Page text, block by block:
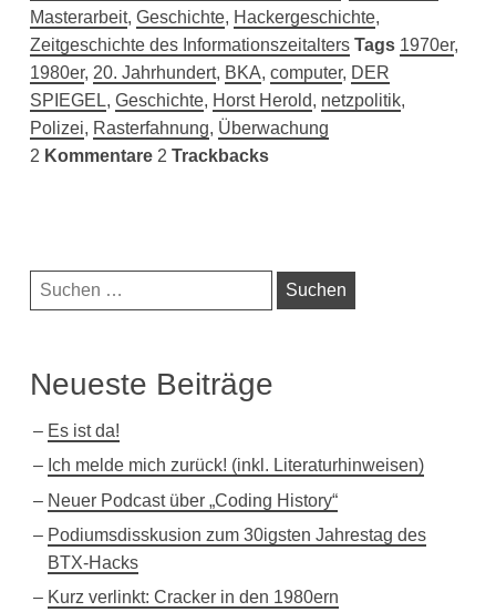
Masterarbeit, Geschichte, Hackergeschichte,
Zeitgeschichte des Informationszeitalters Tags 1970er,
1980er, 20. Jahrhundert, BKA, computer, DER
SPIEGEL, Geschichte, Horst Herold, netzpolitik,
Polizei, Rasterfahnung, Überwachung
2 Kommentare 2 Trackbacks
Navigationsleiste
Suchen
nach:
Neueste Beiträge
Es ist da!
Ich melde mich zurück! (inkl. Literaturhinweisen)
Neuer Podcast über „Coding History“
Podiumsdisskusion zum 30igsten Jahrestag des
BTX-Hacks
Kurz verlinkt: Cracker in den 1980ern